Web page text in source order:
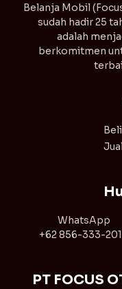
⁠Belanja Mobil
sudah hadir 25
adalah
berkomitmen
WhatsApp
+62 856-333-
PT FOCUS